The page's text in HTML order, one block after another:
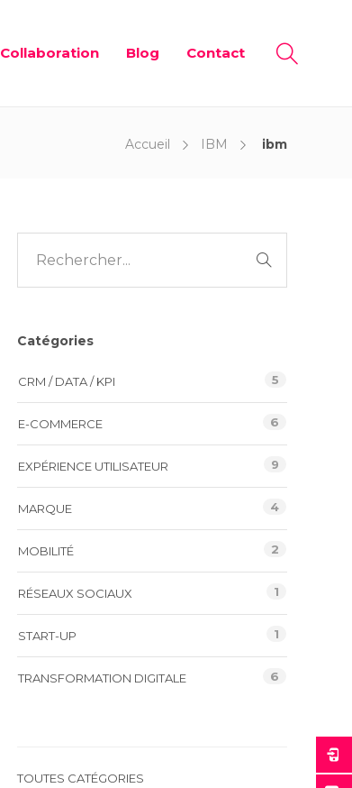
Collaboration Blog Contact
Accueil IBM ibm
Catégories
CRM / DATA / KPI 5
E-COMMERCE 6
EXPÉRIENCE UTILISATEUR 9
MARQUE 4
MOBILITÉ 2
RÉSEAUX SOCIAUX 1
START-UP 1
TRANSFORMATION DIGITALE 6
TOUTES CATÉGORIES